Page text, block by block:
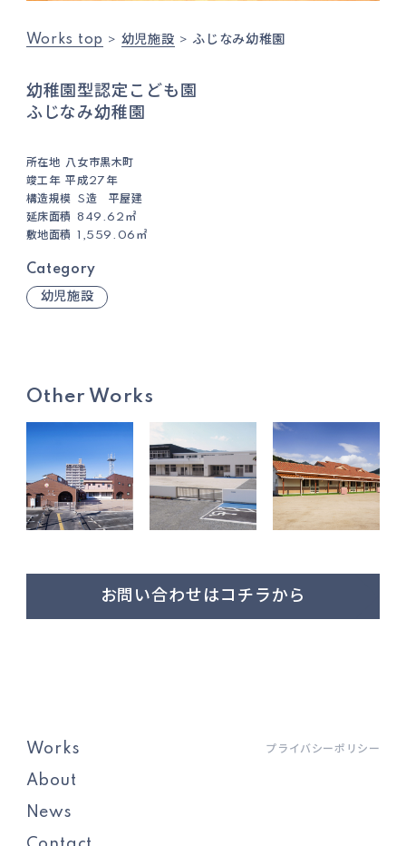
Works top 幼児施設 ふじなみ幼稚園
幼稚園型認定こども園
ふじなみ幼稚園
所在地
八女市黒木町
竣工年 平成27年
構造規模
S造 平屋建
延床面積
849.62㎡
敷地面積
1,559.06㎡
Category
幼児施設
Other Works
お問い合わせはコチラから
Works
About
News
プライバシーポリシー